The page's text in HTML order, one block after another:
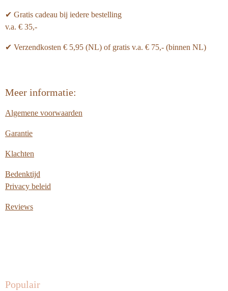
✔ Gratis cadeau bij iedere bestelling
v.a. € 35,-
✔ Verzendkosten € 5,95 (NL) of gratis v.a. € 75,- (binnen NL)
Meer informatie:
Algemene voorwaarden
Garantie
Klachten
Bedenktijd
Privacy beleid
Reviews
Populair